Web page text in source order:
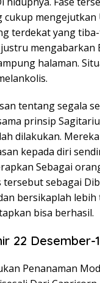
mengejutkan
terdekat yang
mengabarkan
halaman.
tentang segala
prinsip
dilakukan.
kepada diri
Sebagai
sebagai
bersikaplah lebih
bisa berhasil.
22 Desember-
Penanaman